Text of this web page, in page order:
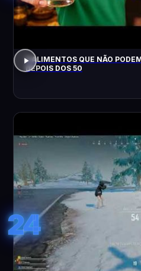
3 ALIMENTOS QUE NÃO
DEPOIS DOS 50
24